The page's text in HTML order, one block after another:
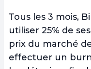
Tous les 3 mois,
utiliser 25% de
prix du marché
effectuer un burn